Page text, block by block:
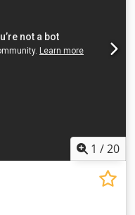
1 /20